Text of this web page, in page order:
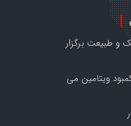
و طبیعت برگزار
ویتامین می